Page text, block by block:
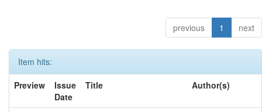
previous 1 next
Item hits:
Preview
Issue
Date
Title Author(s)